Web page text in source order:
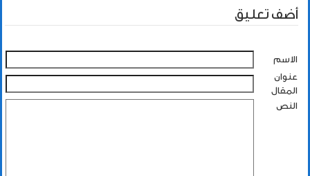
أضف تعليق
الاسم
عنوان
المقال
النص